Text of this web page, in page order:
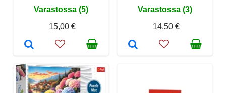
Varastossa (5)
15,00 €
Varastossa (3)
14,50 €